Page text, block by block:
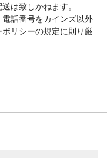
は致しかねます。
話番号をカインズ以外
リシーの規定に則り厳